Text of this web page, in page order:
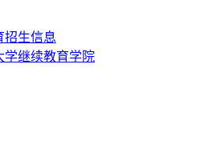
招生信息
学继续教育学院